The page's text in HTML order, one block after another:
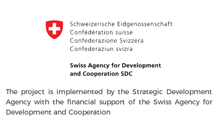
The project is implemented by the Strategic Development
Agency with the financial support of the Swiss Agency for
Development and Cooperation